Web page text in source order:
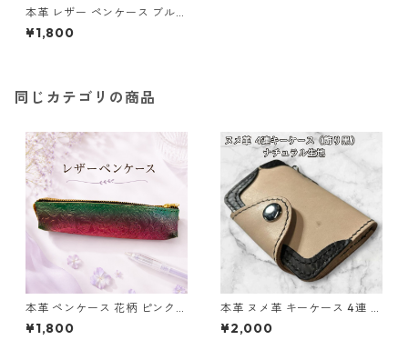
本革 レザー ペンケース ブルー
パープル イエロー ペンポーチ
l45 ハンドメイド 化粧ポーチ
¥1,800
同じカテゴリの商品
本革 ペンケース 花柄 ピンク
グリーン ペンポーチ l46 レザ
ー ハンドメイド 化粧ポーチ 小
¥1,800
本革 ヌメ革 キーケース 4連 ナ
チュラル 生成り l101 レザー
ハンドメイド
¥2,000